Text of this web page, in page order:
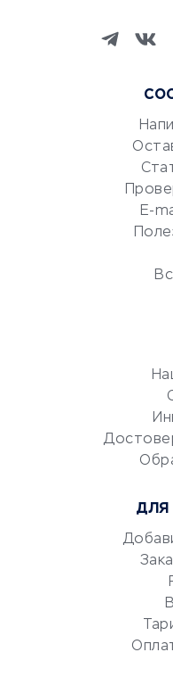
Изучение
Маркетинг и
Репетиторство
Красота и
Сервисы по
Сетевой маркетинг
УСЛУГИ ДЛЯ
документооборот
Юридические
Аудиторские
Бухгалтерия онлайн
E-
ДЛЯ